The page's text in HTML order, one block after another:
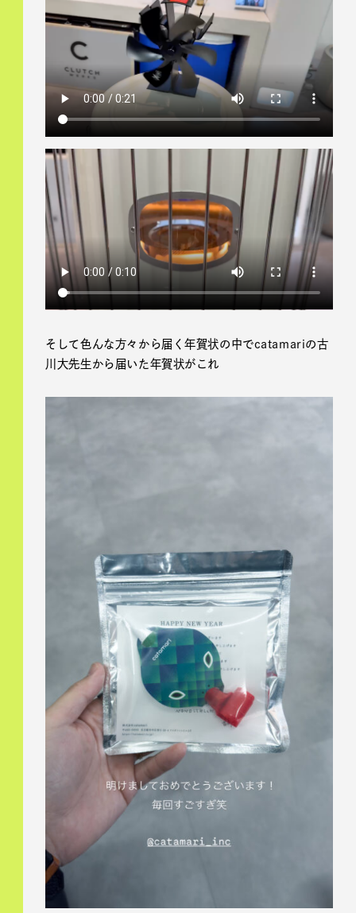
そして色んな方々から届く年賀状の中でcatamariの古
川大先生から届いた年賀状がこれ